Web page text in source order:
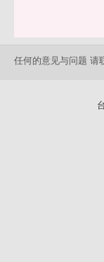
任何的意见与问题 请